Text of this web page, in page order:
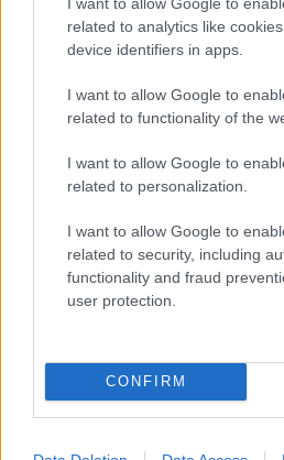
related to analytics like
device identifiers in apps.
I want to allow Google to
related to functionality of the
I want to allow Google to
related to personalization.
I want to allow Google to
related to security, including
functionality and fraud
user protection.
CONFIRM
Corte dei conti,
metà: si poteva
Chi firma non deve avere
nemmeno. La magistratura
amministrazione
Luigi Bisignani
8 Agosto 2026, 19:00